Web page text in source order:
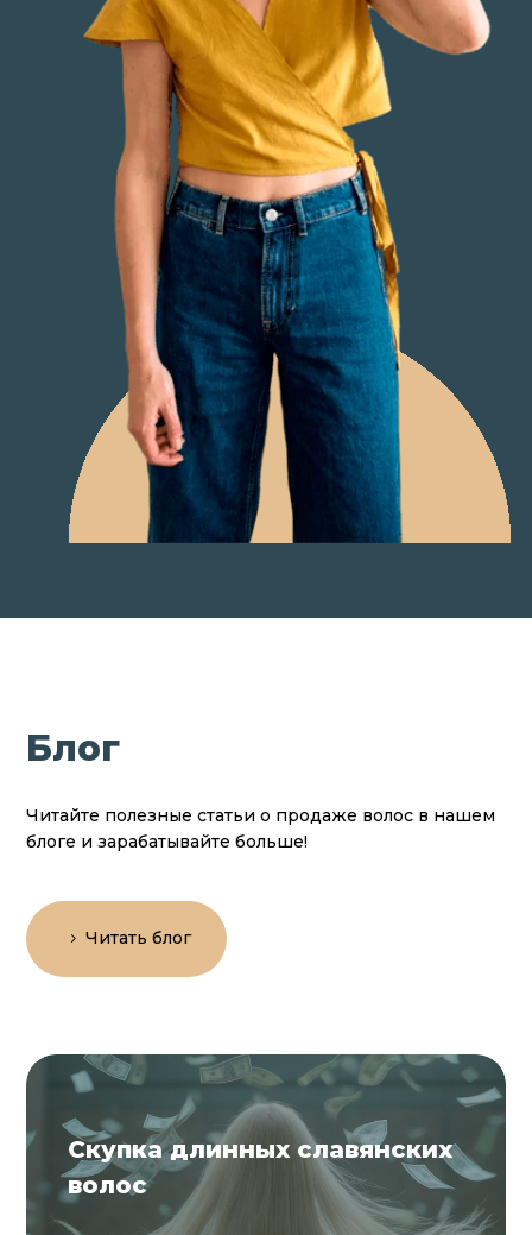
Блог
Читайте полезные статьи о продаже волос в нашем
блоге и зарабатывайте больше!
Читать блог
Скупка длинных славянских
волос